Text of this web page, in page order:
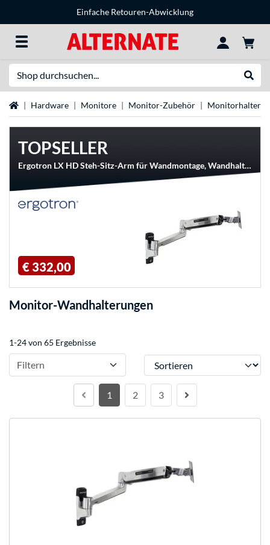
Einfache Retouren-Abwicklung
StartseiteHardware Monitore Monitor-Zubehör
TOPSELLER
Ergotron LX HD Steh-Sitz-Arm für Wandmontage, Wandhalterung
€ 332,00
Monitor-Wandhalterungen
1-24 von 65 Ergebnisse
Filtern Sortieren
1 2 3